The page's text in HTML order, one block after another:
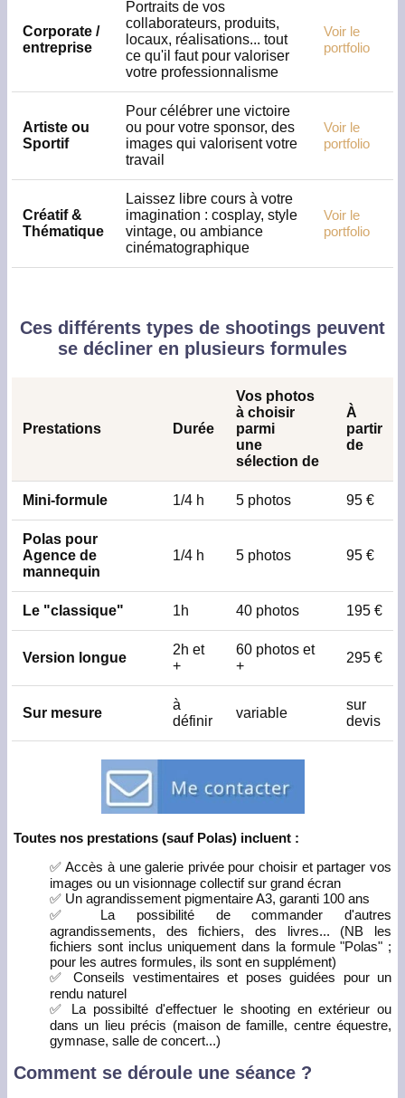
Corporate /
entreprise
Portraits de vos
collaborateurs, produits,
locaux, réalisations... tout
ce qu'il faut pour valoriser
votre professionnalisme
Voir le
portfolio
Artiste ou
Sportif
Pour célébrer une victoire
ou pour votre sponsor, des
images qui valorisent votre
travail
Voir le
portfolio
Créatif &
Thématique
Laissez libre cours à votre
imagination : cosplay, style
vintage, ou ambiance
cinématographique
Voir le
portfolio
Ces différents types de shootings peuvent
se décliner en plusieurs formules
Prestations Durée
Vos photos
à choisir
parmi
une
sélection de
À
partir
de
Mini-formule 1/4 h 5 photos 95 €
Polas pour
Agence de
mannequin
1/4 h 5 photos 95 €
Le "classique" 1h 40 photos 195 €
Version longue
2h et
+
60 photos et
+
295 €
Sur mesure
à
définir
variable
sur
devis
Toutes nos prestations (sauf Polas) incluent :
✅ Accès à une galerie privée pour choisir et partager vos
images ou un visionnage collectif sur grand écran
✅ Un agrandissement pigmentaire A3, garanti 100 ans
✅ La possibilité de commander d'autres
agrandissements, des fichiers, des livres... (NB les
fichiers sont inclus uniquement dans la formule "Polas" ;
pour les autres formules, ils sont en supplément)
✅ Conseils vestimentaires et poses guidées pour un
rendu naturel
✅ La possibilté d'effectuer le shooting en extérieur ou
dans un lieu précis (maison de famille, centre équestre,
gymnase, salle de concert...)
Comment se déroule une séance ?